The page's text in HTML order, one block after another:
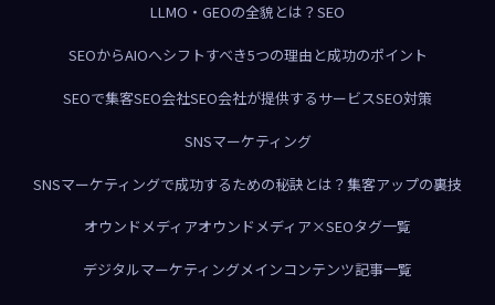
LLMO・GEOの全貌とは？ SEO
SEOからAIOへシフトすべき5つの理由と成功のポイント
SEOで集客SEO会社SEO会社が提供するサービスSEO対策
SNSマーケティング
SNSマーケティングで成功するための秘訣とは？集客アップの裏技
オウンドメディアオウンドメディア×SEOタグ一覧
デジタルマーケティングメインコンテンツ記事一覧